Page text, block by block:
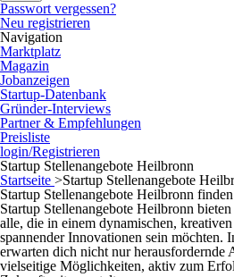
Passwort vergessen?
Neu registrieren
Navigation
Marktplatz
Magazin
Jobanzeigen
Startup-Datenbank
Gründer-Interviews
Partner & Empfehlungen
Preisliste
login/Registrieren
Startup Stellenangebote Heilbronn
Startseite >Startup Stellenangebote
Startup Stellenangebote Heilbronn finden
Startup Stellenangebote Heilbronn
alle, die in einem dynamischen,
spannender Innovationen sein möchten.
erwarten dich nicht nur herausfordernde
vielseitige Möglichkeiten, aktiv zum